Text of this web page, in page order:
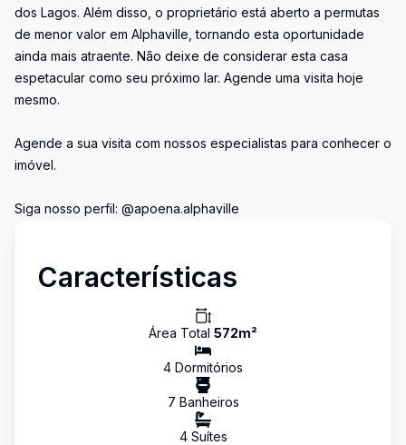
dos Lagos. Além disso, o proprietário está aberto a permutas
de menor valor em Alphaville, tornando esta oportunidade
ainda mais atraente. Não deixe de considerar esta casa
espetacular como seu próximo lar. Agende uma visita hoje
mesmo.
Agende a sua visita com nossos especialistas para conhecer o
imóvel.
Siga nosso perfil: @apoena.alphaville
Características
Área Total 572m²
4 Dormitórios
7 Banheiros
4Suítes